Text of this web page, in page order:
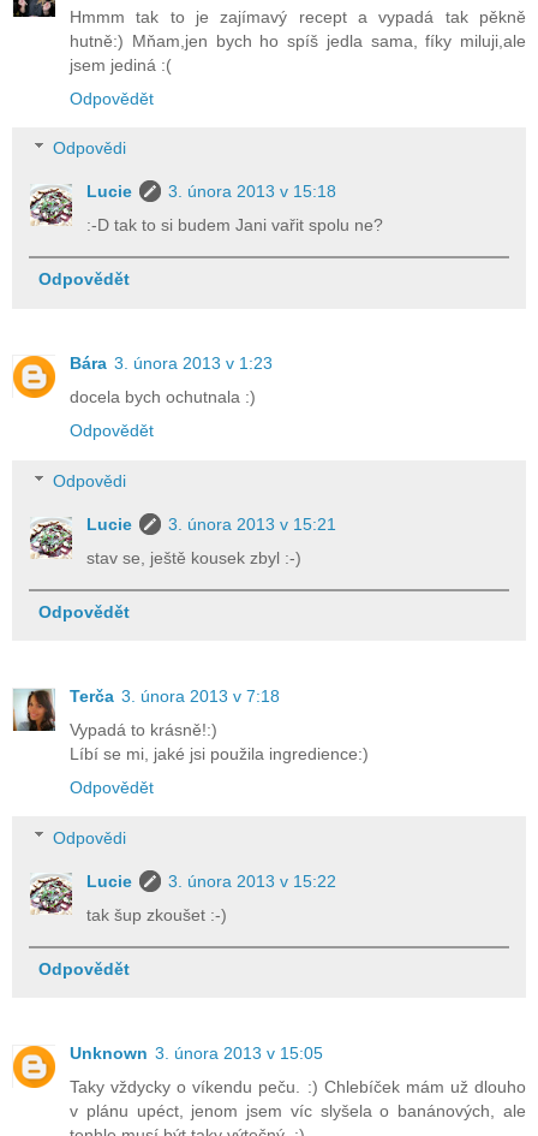
Hmmm tak to je zajímavý recept a vypadá tak pěkně
hutně:) Mňam,jen bych ho spíš jedla sama, fíky miluji,ale
jsem jediná :(
Odpovědět
Odpovědi
Lucie
3. února 2013 v 15:18
:-D tak to si budem Jani vařit spolu ne?
Odpovědět
Bára 3. února 2013 v 1:23
docela bych ochutnala :)
Odpovědět
Odpovědi
Lucie
3. února 2013 v 15:21
stav se, ještě kousek zbyl :-)
Odpovědět
Terča 3. února 2013 v 7:18
Vypadá to krásně!:)
Líbí se mi, jaké jsi použila ingredience:)
Odpovědět
Odpovědi
Lucie
3. února 2013 v 15:22
tak šup zkoušet :-)
Odpovědět
Unknown 3. února 2013 v 15:05
Taky vždycky o víkendu peču. :) Chlebíček mám už dlouho
v plánu upéct, jenom jsem víc slyšela o banánových, ale